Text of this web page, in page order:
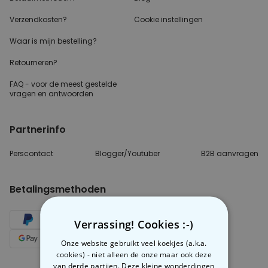
Nederland
Nog vragen?
Betaalmethoden?
Verzendkosten?
Waar is mijn bestelling?
Over radbag
Blog
Cookie instellingen
Verrassing! Cookies :-)
Onze website gebruikt veel koekjes (a.k.a.
cookies) - niet alleen de onze maar ook deze
van derde partijen. Deze kleine wonderdingen